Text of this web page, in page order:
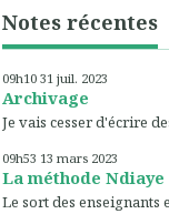
Notes récentes
09h10 31 juil. 2023
Archivage
Je vais cesser d'écrire
09h53 13 mars 2023
La méthode
Le sort des enseignants